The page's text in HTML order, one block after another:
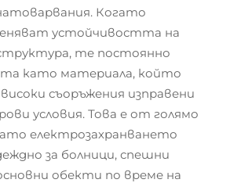
Когато
устойчивостта на
те постоянно
като материала, който
съоръжения изправени
условия. Това е от голямо
електрозахранването
за болници, спешни
обекти по време на